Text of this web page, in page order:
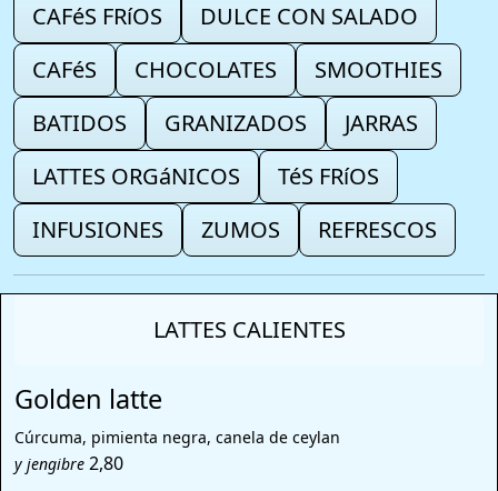
CAFéS FRíOS
DULCE CON SALADO
CAFéS
CHOCOLATES
SMOOTHIES
BATIDOS
GRANIZADOS
JARRAS
LATTES ORGáNICOS
TéS FRíOS
INFUSIONES
ZUMOS REFRESCOS
LATTES CALIENTES
Golden latte
Cúrcuma, pimienta negra, canela de ceylan
y jengibre 2,80